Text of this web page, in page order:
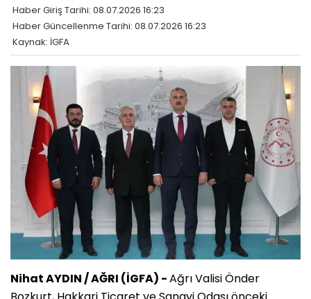
Haber Giriş Tarihi: 08.07.2026 16:23
Haber Güncellenme Tarihi: 08.07.2026 16:23
Kaynak: İGFA
Nihat AYDIN / AĞRI (İGFA) -Ağrı Valisi Önder